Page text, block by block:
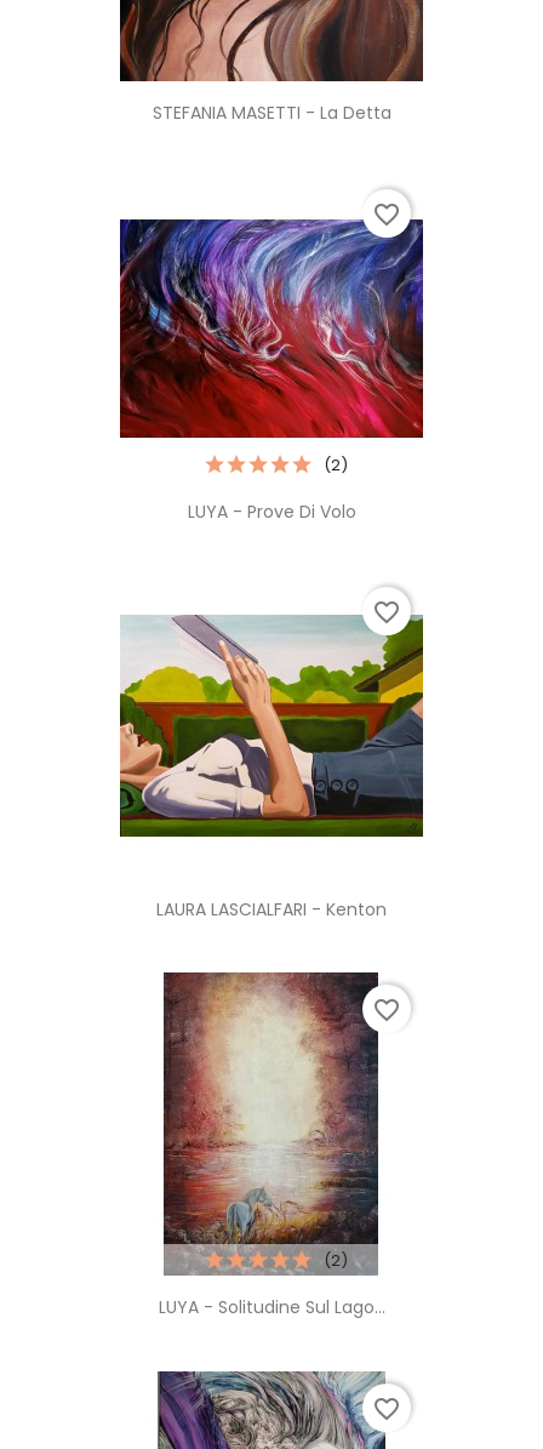
STEFANIA MASETTI - La Detta
LUYA - Prove Di Volo
(2)
favorite_border
LAURA LASCIALFARI - Kenton
favorite_border
LUYA - Solitudine Sul Lago...
(2)
favorite_border
favorite_border